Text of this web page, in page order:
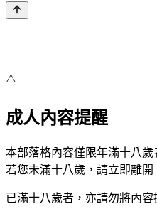
⚠️
成人內容提醒
本部落格內容僅限年滿十八歲
若您未滿十八歲，請立即離開
已滿十八歲者，亦請勿將內容